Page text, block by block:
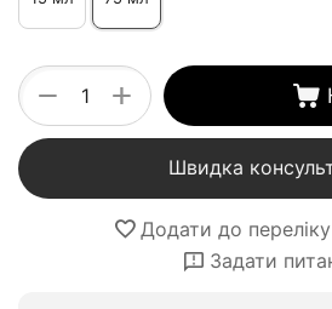
+
−
Швидка
Додати до
Задати